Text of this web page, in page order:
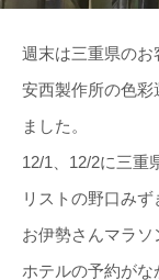
週末は三重県の
安西製作所の色
ました。
12/1、12/2に三重
リストの野口み
お伊勢さんマラ
ホテルの予約がな